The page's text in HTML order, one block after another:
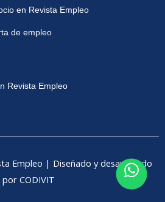
en Revista Empleo
de empleo
Revista Empleo
Empleo | Diseñado y desarrollado
por CODIVIT